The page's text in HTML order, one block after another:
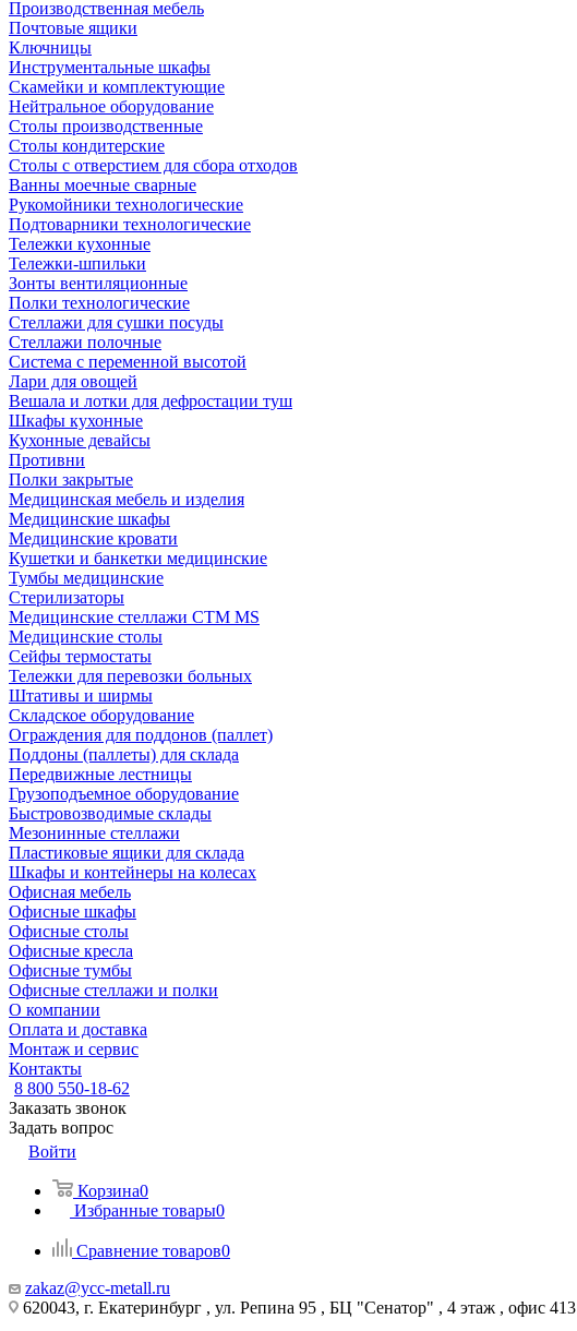
Производственная мебель
Почтовые ящики
Ключницы
Инструментальные шкафы
Скамейки и комплектующие
Нейтральное оборудование
Столы производственные
Столы кондитерские
Столы с отверстием для сбора отходов
Ванны моечные сварные
Рукомойники технологические
Подтоварники технологические
Тележки кухонные
Тележки-шпильки
Зонты вентиляционные
Полки технологические
Стеллажи для сушки посуды
Стеллажи полочные
Система с переменной высотой
Лари для овощей
Вешала и лотки для дефростации туш
Шкафы кухонные
Кухонные девайсы
Противни
Полки закрытые
Медицинская мебель и изделия
Медицинские шкафы
Медицинские кровати
Кушетки и банкетки медицинские
Тумбы медицинские
Стерилизаторы
Медицинские стеллажи CTM MS
Медицинские столы
Сейфы термостаты
Тележки для перевозки больных
Штативы и ширмы
Складское оборудование
Ограждения для поддонов (паллет)
Поддоны (паллеты) для склада
Передвижные лестницы
Грузоподъемное оборудование
Быстровозводимые склады
Мезонинные стеллажи
Пластиковые ящики для склада
Шкафы и контейнеры на колесах
Офисная мебель
Офисные шкафы
Офисные столы
Офисные кресла
Офисные тумбы
Офисные стеллажи и полки
О компании
Оплата и доставка
Монтаж и сервис
Контакты
8 800 550-18-62
Заказать звонок
Задать вопрос
Войти
Корзина0
Избранные товары0
Сравнение товаров0
zakaz@ycc-metall.ru
620043, г. Екатеринбург , ул. Репина 95 , БЦ "Сенатор" , 4 этаж , офис 413